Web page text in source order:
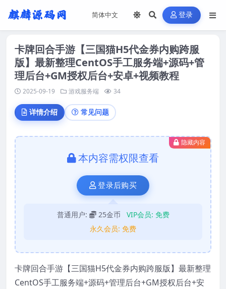
登录
卡牌回合手游【三国猫H5代金券内购跨服
版】最新整理CentOS手工服务端+源码+管
理后台+GM授权后台+安卓+视频教程
2025-09-19 游戏服务端 34
详情介绍 常见问题
隐藏内容
本内容需权限查看
登录后购买
普通用户: 25金币 VIP会员: 免费
永久会员: 免费
卡牌回合手游【三国猫H5代金券内购跨服版】最新整理
CentOS手工服务端+源码+管理后台+GM授权后台+安